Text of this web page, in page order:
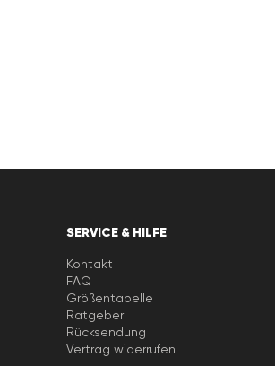
SERVICE & HILFE
Kontakt
FAQ
Größentabelle
Ratgeber
Rücksendung
Vertrag widerrufen